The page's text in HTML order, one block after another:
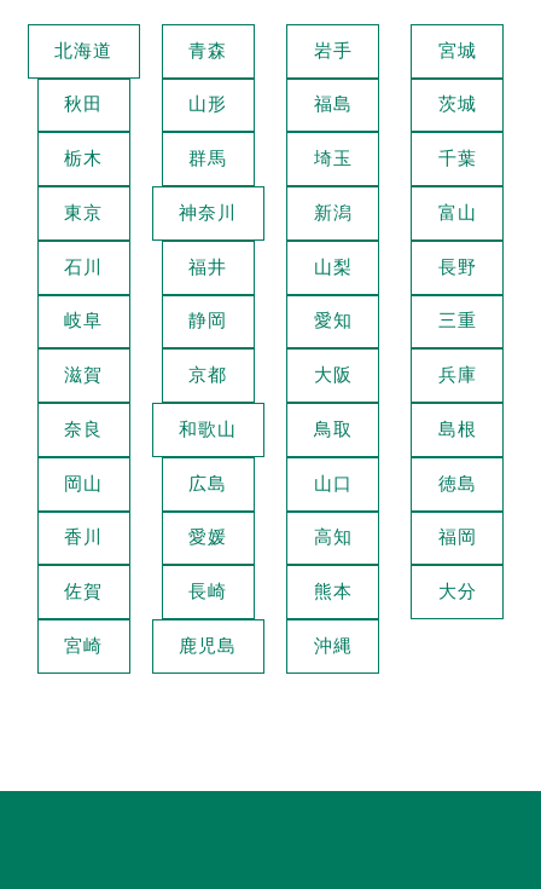
北海道 青森 岩手 宮城
秋田 山形 福島 茨城
栃木 群馬 埼玉 千葉
東京 神奈川 新潟 富山
石川 福井 山梨 長野
岐阜 静岡 愛知 三重
滋賀 京都 大阪 兵庫
奈良 和歌山 鳥取 島根
岡山 広島 山口 徳島
香川 愛媛 高知 福岡
佐賀 長崎 熊本 大分
宮崎 鹿児島 沖縄